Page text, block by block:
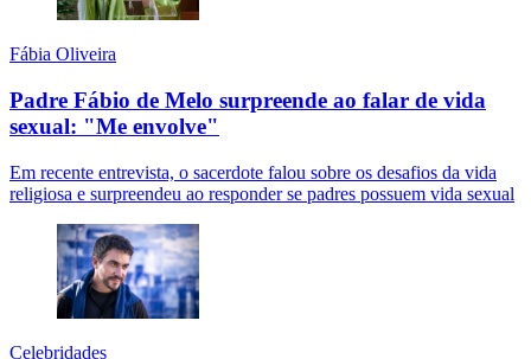
Fábia Oliveira
Padre Fábio de Melo surpreende ao falar de vida
sexual: "Me envolve"
Em recente entrevista, o sacerdote falou sobre os desafios da vida
religiosa e surpreendeu ao responder se padres possuem vida sexual
Celebridades